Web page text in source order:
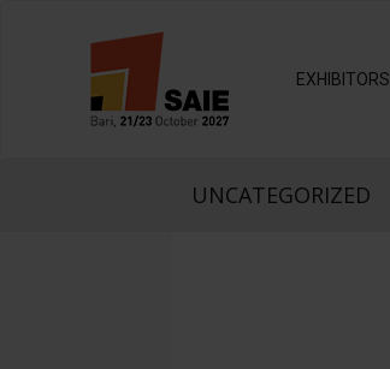
EXHIBITORS
UNCATEGORIZED